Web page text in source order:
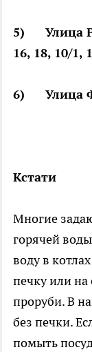
5) Улица
16, 18, 10/1,
6) Улица
Кстати
Многие
горячей
воду в
печку или на
проруби. В
без печки.
помыть